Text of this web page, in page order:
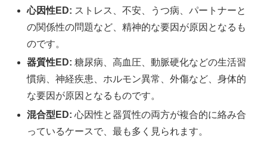
心因性ED: ストレス、不安、うつ病、パートナーと
の関係性の問題など、精神的な要因が原因となるも
のです。
器質性ED: 糖尿病、高血圧、動脈硬化などの生活習
慣病、神経疾患、ホルモン異常、外傷など、身体的
な要因が原因となるものです。
混合型ED: 心因性と器質性の両方が複合的に絡み合
っているケースで、最も多く見られます。